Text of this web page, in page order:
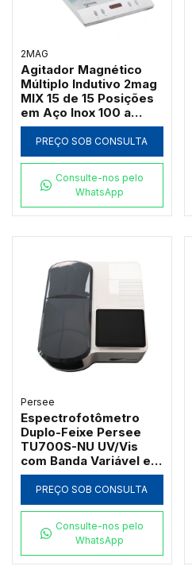
2MAG
Agitador Magnético
Múltiplo Indutivo 2mag
MIX 15 de 15 Posições
em Aço Inox 100 a
2000 RPM (Até
3000ml por Ponto)
PREÇO SOB CONSULTA
Consulte-nos pelo
WhatsApp
Persee
Espectrofotômetro
Duplo-Feixe Persee
TU700S-NU UV/Vis
com Banda Variável e
Software UVWin (190 a
1100nm)
PREÇO SOB CONSULTA
Consulte-nos pelo
WhatsApp